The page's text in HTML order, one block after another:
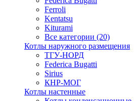
Ferroli
Kentatsu
Kiturami
Все категории (20)
Котлы наружного размещения
ТГУ-НОРД
Federica Bugatti
Sirius
КНР-МОГ
Котлы настенные